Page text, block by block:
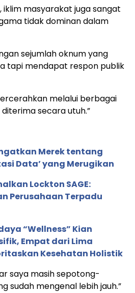
iklim masyarakat juga sangat
tidak dominan dalam
sejumlah oknum yang
tapi mendapat respon publik
melalui berbagai
secara utuh.”
Merek tentang
Data’ yang Merugikan
Lockton SAGE:
Perusahaan Terpadu
“Wellness” Kian
Empat dari Lima
Kesehatan Holistik
saya masih sepotong-
sudah mengenal lebih jauh.”